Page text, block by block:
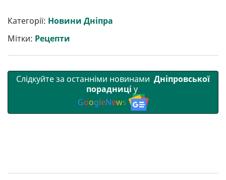
р
и
т
и
b
o
o
k
t
e
r
l g
r
Категорії: Новини Дніпра
Мітки: Рецепти
Слідкуйте за останніми новинами Дніпровської
порадниці у
GoogleNews